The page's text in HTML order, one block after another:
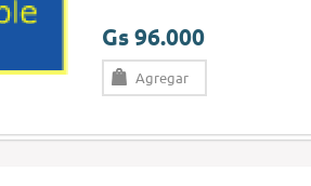
Gs 96.000
Agregar